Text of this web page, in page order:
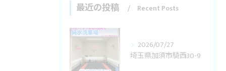
最近の投稿 Recent Posts
2026/07/27
埼玉県加須市騎西30-9